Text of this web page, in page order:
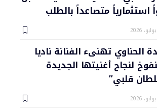
استثمارياً متصاعداً بالطلب
الحناوي تهنىء الفنانة ناديا
لنجاح أغنيتها الجديدة
قلبي”